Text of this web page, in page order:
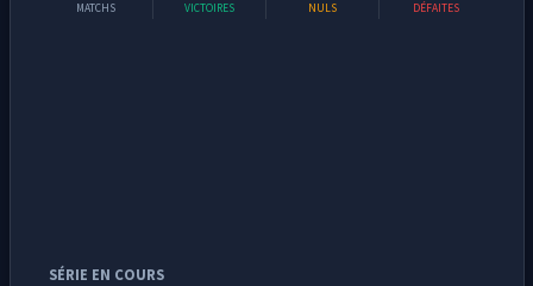
MATCHS VICTOIRES NULS DÉFAITES
SÉRIE EN COURS